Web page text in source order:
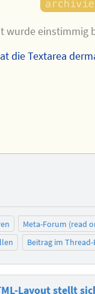
wurde einstimmig
die Textarea
Meta-Forum (read
Beitrag im
Layout stellt